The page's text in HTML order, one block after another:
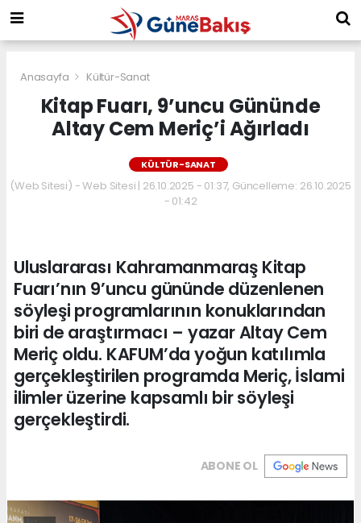
Anasayfa Kültür-Sanat
Kitap Fuarı, 9’uncu Gününde
Altay Cem Meriç’i Ağırladı
KÜLTÜR-SANAT
(Web Sitesi) - Web Sitesi | 26.10.2025 - 01:37, Güncelleme: 26.10.2025
- 01:42
Uluslararası Kahramanmaraş Kitap
Fuarı’nın 9’uncu gününde düzenlenen
söyleşi programlarının konuklarından
biri de araştırmacı – yazar Altay Cem
Meriç oldu. KAFUM’da yoğun katılımla
gerçekleştirilen programda Meriç, İslami
ilimler üzerine kapsamlı bir söyleşi
gerçekleştirdi.
ABONE OL